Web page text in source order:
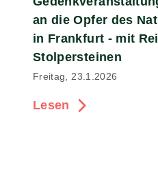
an die Opfer des
in Frankfurt - mit
Stolpersteinen
Freitag, 23.1.2026
Lesen